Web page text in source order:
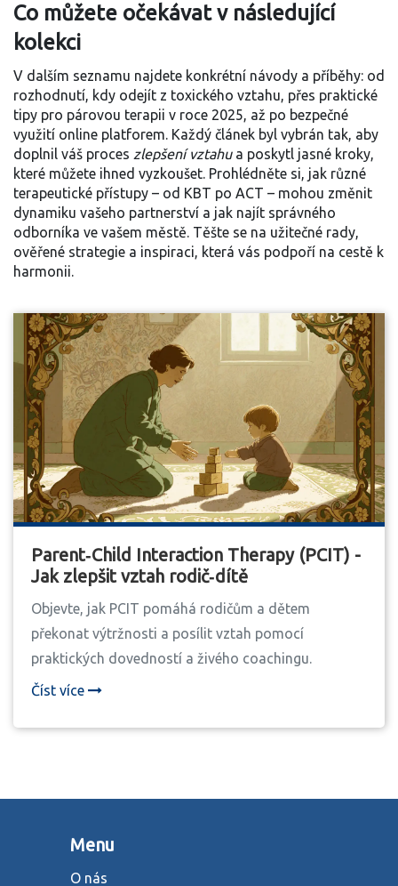
Co můžete očekávat v následující
kolekci
V dalším seznamu najdete konkrétní návody a příběhy: od
rozhodnutí, kdy odejít z toxického vztahu, přes praktické
tipy pro párovou terapii v roce 2025, až po bezpečné
využití online platforem. Každý článek byl vybrán tak, aby
doplnil váš proces zlepšení vztahua poskytl jasné kroky,
které můžete ihned vyzkoušet. Prohlédněte si, jak různé
terapeutické přístupy – od KBT po ACT – mohou změnit
dynamiku vašeho partnerství a jak najít správného
odborníka ve vašem městě. Těšte se na užitečné rady,
ověřené strategie a inspiraci, která vás podpoří na cestě k
harmonii.
Parent‑Child Interaction Therapy (PCIT) -
Jak zlepšit vztah rodič‑dítě
Objevte, jak PCIT pomáhá rodičům a dětem
překonat výtržnosti a posílit vztah pomocí
praktických dovedností a živého coachingu.
Číst více
Menu
O nás